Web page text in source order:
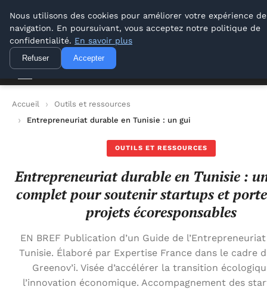
Lyon Photos
Lyon Photos
Accueil
Outils et ressources
Entrepreneuriat durable en Tunisie : un guide complet pour
OUTILS ET RESSOURCES
Entrepreneuriat durable en Tunisie :
complet pour soutenir startups et
projets écoresponsables
EN BREF Publication d’un Guide de
Tunisie. Élaboré par Expertise France dans le cadre
Greenov’i. Visée d’accélérer la transition
l’innovation économique. Accompagnement des
Nous utilisons des cookies pour améliorer votre expérience de
navigation. En poursuivant, vous acceptez notre politique de
confidentialité. En savoir plus
Refuser Accepter